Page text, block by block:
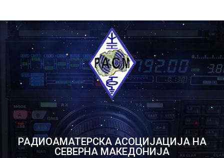
РАДИОАМАТЕРСКА АСОЦИЈАЦИЈА НА
СЕВЕРНА МАКЕДОНИЈА